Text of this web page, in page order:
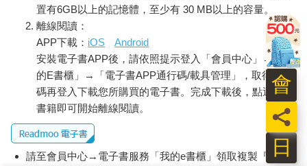
際的人。《臺灣法律新報》在集盛商店設置經銷處的消息，《臺
灣日日新報》亦有報導。此外，在大稻埕地方，也可見他活躍的
身影。根據一九三三年至一九三五年間，《臺灣日日新報》報
導，這段期間太平町的店家們曾因為電燈費用的問題，與臺灣電
力株式會社之間有所糾紛，而蔡海坪的集盛商店也捲入此風波。
一九三五年一月二十七日，《臺灣日日新報》刊出蔡海坪回應：
「前略，關此事件，既於去昭和八年八月十七日午前九時，在臺
北北警察署樓上署長公室，由前岩田署長，及郭廷俊、李友三兩
氏立會，將從來之照明燈料金，太平會拋棄徵收，唯納今後料金
圓滿解決，爾來直至今日，竝無何等風波，每月清楚繳納，本日
置有6GB以上的記憶體，至少有 30 MB以上的容量。
離線閱讀：
APP下載： iOS
Android
安裝電子書APP後，請依照提示登入「會員中心」→「我
的E書櫃」→「電子書APP通行碼/載具管理」，取得通行
碼再登入下載您所購買的電子書。完成下載後，點選任一
書籍即可開始離線閱讀。
請至會員中心→電子書服務「我的e書櫃」領取複製『兌換
日
員
會